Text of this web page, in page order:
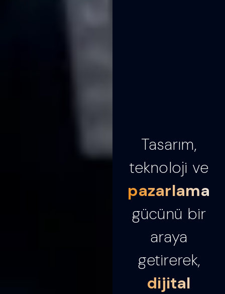
Tasarım,
teknoloji ve
pazarlama
gücünü bir
araya
getirerek,
dijital